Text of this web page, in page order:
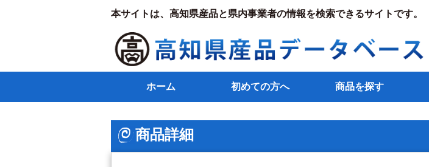
本サイトは、高知県産品と県内事業者の情報を検索できるサイトです。
ホーム 初めての方へ 商品を探す
商品詳細